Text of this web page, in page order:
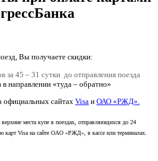
Вы получаете скидки:
за 45 – 31 сутки до отправления поезда
в направлении «туда – обратно»
официальных сайтах Visa и ОАО «РЖД».
места купе в поездах, отправляющихся до 24
карт Visa на сайте ОАО «РЖД», в кассе или терминалах.